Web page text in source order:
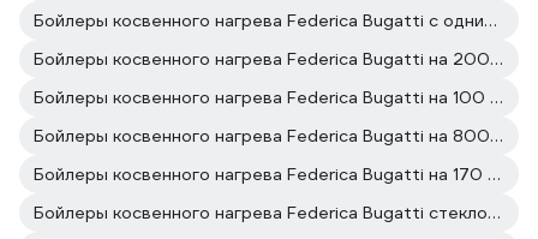
Бойлеры косвенного нагрева Federica Bugatti с одним теплообменником
Бойлеры косвенного нагрева Federica Bugatti на 200 литров
Бойлеры косвенного нагрева Federica Bugatti на 100 литров
Бойлеры косвенного нагрева Federica Bugatti на 800 литров
Бойлеры косвенного нагрева Federica Bugatti на 170 литров
Бойлеры косвенного нагрева Federica Bugatti стеклокерамика